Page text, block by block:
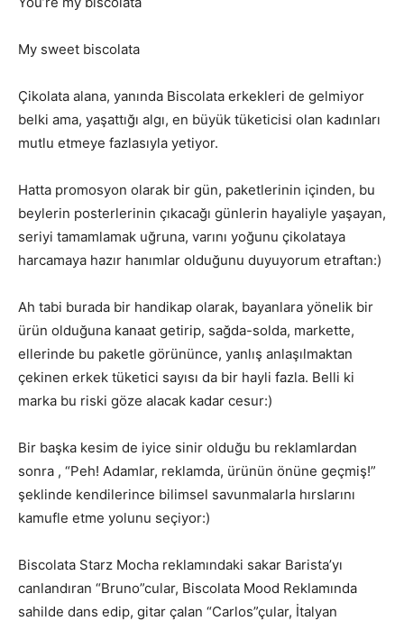
My sweet biscolata
Çikolata alana, yanında Biscolata erkekleri de gelmiyor
belki ama, yaşattığı algı, en büyük tüketicisi olan kadınları
mutlu etmeye fazlasıyla yetiyor.
Hatta promosyon olarak bir gün, paketlerinin içinden, bu
beylerin posterlerinin çıkacağı günlerin hayaliyle yaşayan,
seriyi tamamlamak uğruna, varını yoğunu çikolataya
harcamaya hazır hanımlar olduğunu duyuyorum etraftan:)
Ah tabi burada bir handikap olarak, bayanlara yönelik bir
ürün olduğuna kanaat getirip, sağda-solda, markette,
ellerinde bu paketle görününce, yanlış anlaşılmaktan
çekinen erkek tüketici sayısı da bir hayli fazla. Belli ki
marka bu riski göze alacak kadar cesur:)
Bir başka kesim de iyice sinir olduğu bu reklamlardan
sonra , “Peh! Adamlar, reklamda, ürünün önüne geçmiş!”
şeklinde kendilerince bilimsel savunmalarla hırslarını
kamufle etme yolunu seçiyor:)
Biscolata Starz Mocha reklamındaki sakar Barista’yı
canlandıran “Bruno”cular, Biscolata Mood Reklamında
sahilde dans edip, gitar çalan “Carlos”çular, İtalyan